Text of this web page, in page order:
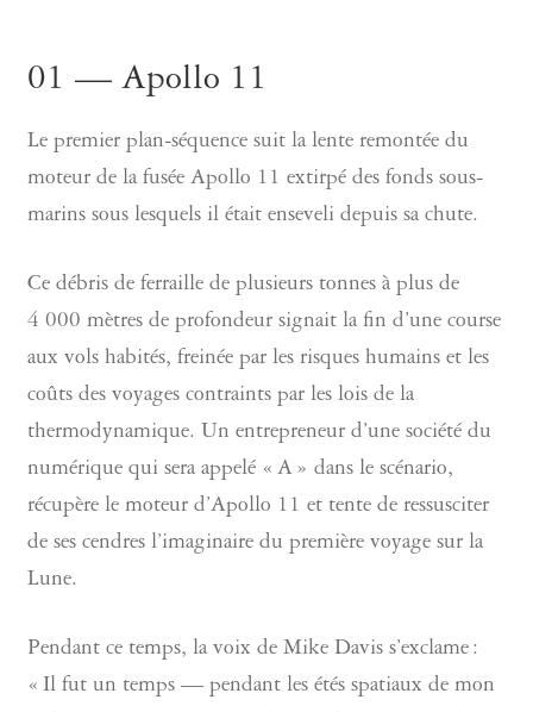
01 — Apollo 11
Le premier plan-séquence suit la lente remontée du
moteur de la fusée Apollo 11 extirpé des fonds sous-
marins sous lesquels il était enseveli depuis sa chute.
Ce débris de ferraille de plusieurs tonnes à plus de
4 000 mètres de profondeur signait la fin d’une course
aux vols habités, freinée par les risques humains et les
coûts des voyages contraints par les lois de la
thermodynamique. Un entrepreneur d’une société du
numérique qui sera appelé « A » dans le scénario,
récupère le moteur d’Apollo 11 et tente de ressusciter
de ses cendres l’imaginaire du première voyage sur la
Lune.
Pendant ce temps, la voix de Mike Davis s’exclame :
« Il fut un temps — pendant les étés spatiaux de mon